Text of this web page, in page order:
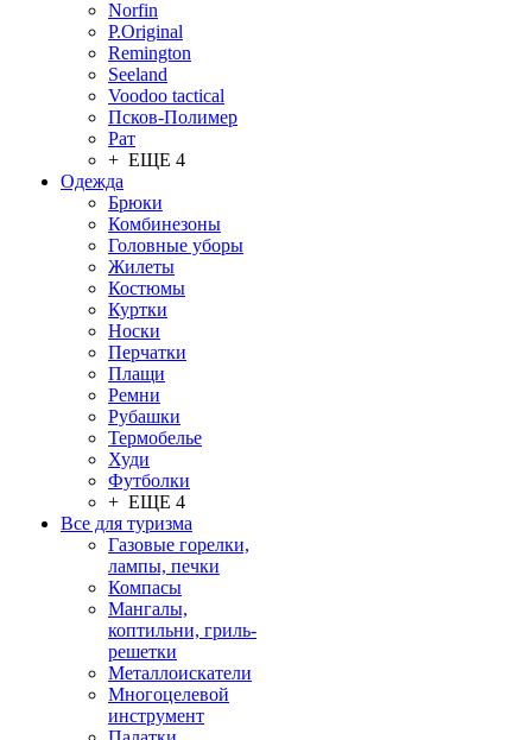
Norfin
P.Original
Remington
Seeland
Voodoo tactical
Псков-Полимер
Рат
+ ЕЩЕ 4
Одежда
Брюки
Комбинезоны
Головные уборы
Жилеты
Костюмы
Куртки
Носки
Перчатки
Плащи
Ремни
Рубашки
Термобелье
Худи
Футболки
+ ЕЩЕ 4
Все для туризма
Газовые горелки,
лампы, печки
Компасы
Мангалы,
коптильни, гриль-
решетки
Металлоискатели
Многоцелевой
инструмент